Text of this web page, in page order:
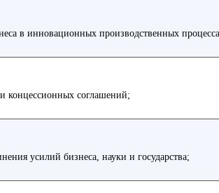
в инновационных производственных
концессионных соглашений;
усилий бизнеса, науки и государства;